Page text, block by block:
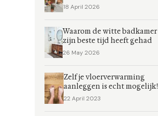
18 April 2026
Waarom de witte badkamer
zijn beste tijd heeft gehad
26 May 2026
Zelf je vloerverwarming
aanleggen is echt mogelijk!
22 April 2023